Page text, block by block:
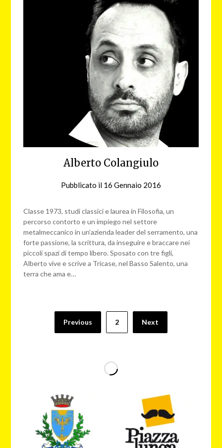
Alberto Colangiulo
Pubblicato il 16 Gennaio 2016
web
Classe 1973, studi classici e laurea in Filosofia, un
percorso contorto e un impiego nel settore
metalmeccanico in un’azienda leader del serramento, una
forte passione, la scrittura, da inseguire e braccare nei
piccoli spazi di tempo libero. Sposato con tre figli,
Alberto vive e scrive a Tricase, nel Basso Salento, una
terra che ama e…
Previous 2 Next